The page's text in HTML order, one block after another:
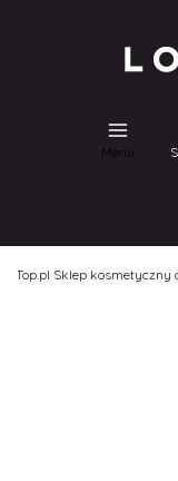
Menu
Sklep